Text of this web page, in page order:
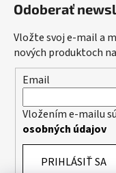
Odoberať
Vložte svoj e-mail a
nových produktoch
Email
Vložením e-mailu
osobných údajov
PRIHLÁSIŤ SA